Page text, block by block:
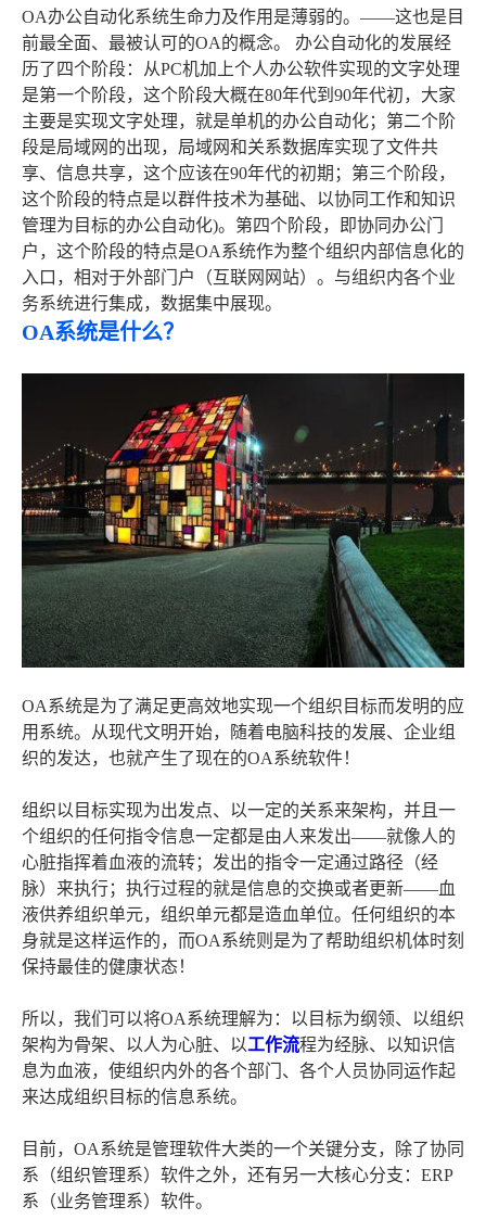
OA办公自动化系统生命力及作用是薄弱的。——这也是目
前最全面、最被认可的OA的概念。 办公自动化的发展经
历了四个阶段：从PC机加上个人办公软件实现的文字处理
是第一个阶段，这个阶段大概在80年代到90年代初，大家
主要是实现文字处理，就是单机的办公自动化；第二个阶
段是局域网的出现，局域网和关系数据库实现了文件共
享、信息共享，这个应该在90年代的初期；第三个阶段，
这个阶段的特点是以群件技术为基础、以协同工作和知识
管理为目标的办公自动化)。第四个阶段，即协同办公门
户，这个阶段的特点是OA系统作为整个组织内部信息化的
入口，相对于外部门户（互联网网站）。与组织内各个业
务系统进行集成，数据集中展现。
OA系统是什么？
OA系统是为了满足更高效地实现一个组织目标而发明的应
用系统。从现代文明开始，随着电脑科技的发展、企业组
织的发达，也就产生了现在的OA系统软件！
组织以目标实现为出发点、以一定的关系来架构，并且一
个组织的任何指令信息一定都是由人来发出——就像人的
心脏指挥着血液的流转；发出的指令一定通过路径（经
脉）来执行；执行过程的就是信息的交换或者更新——血
液供养组织单元，组织单元都是造血单位。任何组织的本
身就是这样运作的，而OA系统则是为了帮助组织机体时刻
保持最佳的健康状态！
所以，我们可以将OA系统理解为：以目标为纲领、以组织
架构为骨架、以人为心脏、以工作流程为经脉、以知识信
息为血液，使组织内外的各个部门、各个人员协同运作起
来达成组织目标的信息系统。
目前，OA系统是管理软件大类的一个关键分支，除了协同
系（组织管理系）软件之外，还有另一大核心分支：ERP
系（业务管理系）软件。